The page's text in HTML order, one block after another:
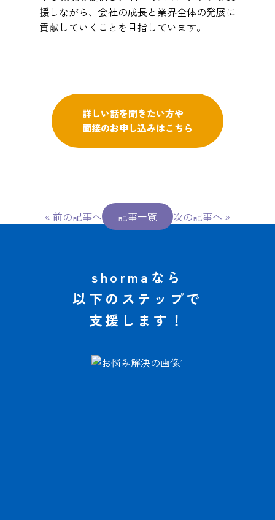
援しながら、会社の成長と業界全体の発展に
貢献していくことを目指しています。
詳しい話を聞きたい方や
面接のお申し込みはこちら
« 前の記事へ 記事一覧 次の記事へ »
shormaなら
以下のステップで
支援します！